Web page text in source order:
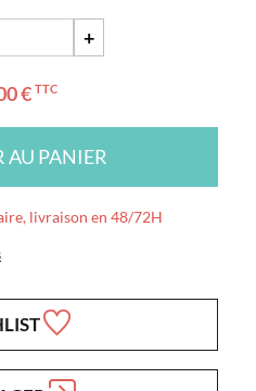
+
€ TTC
AU PANIER
livraison en 48/72H